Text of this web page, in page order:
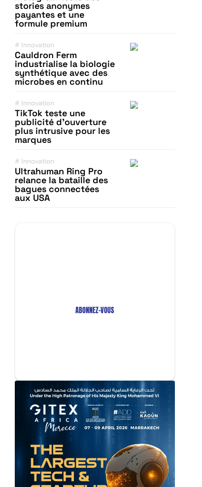
stories anonymes
payantes et une
formule premium
# Innovation
Cauldron Ferm
industrialise la biologie
synthétique avec des
microbes en continu
# Innovation
TikTok teste une
publicité d’ouverture
plus intrusive pour les
marques
# Innovation
Ultrahuman Ring Pro
relance la bataille des
bagues connectées
aux USA
ABONNEZ-VOUS